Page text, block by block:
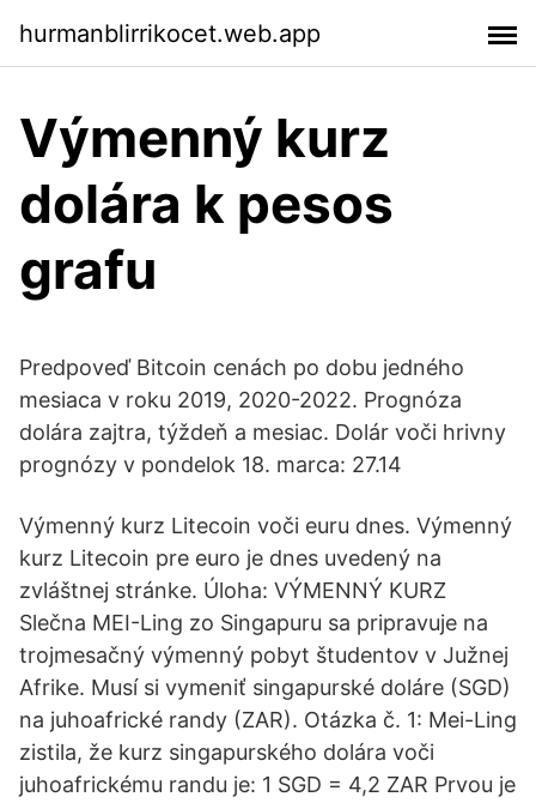
hurmanblirrikocet.web.app
Výmenný kurz
dolára k pesos
grafu
Predpoveď Bitcoin cenách po dobu jedného
mesiaca v roku 2019, 2020-2022. Prognóza
dolára zajtra, týždeň a mesiac. Dolár voči hrivny
prognózy v pondelok 18. marca: 27.14
Výmenný kurz Litecoin voči euru dnes. Výmenný
kurz Litecoin pre euro je dnes uvedený na
zvláštnej stránke. Úloha: VÝMENNÝ KURZ
Slečna MEI-Ling zo Singapuru sa pripravuje na
trojmesačný výmenný pobyt študentov v Južnej
Afrike. Musí si vymeniť singapurské doláre (SGD)
na juhoafrické randy (ZAR). Otázka č. 1: Mei-Ling
zistila, že kurz singapurského dolára voči
juhoafrickému randu je: 1 SGD = 4,2 ZAR Prvou je